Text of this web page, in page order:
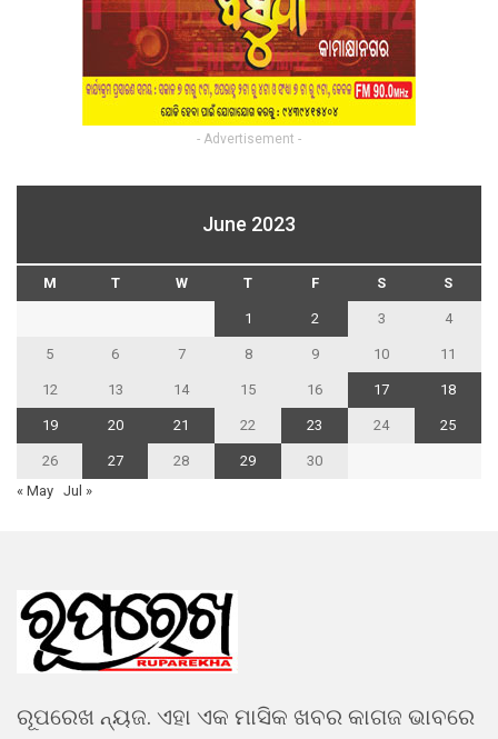
- Advertisement -
June 2023
M T W T F S S
1 2 3 4
5 6 7 8 9 10 11
12 13 14 15 16 17 18
19 20 21 22 23 24 25
26 27 28 29
30
« May Jul »
ରୂପରେଖ ନ୍ୟଜ. ଏହା ଏକ ମାସିକ ଖବର କାଗଜ ଭାବରେ